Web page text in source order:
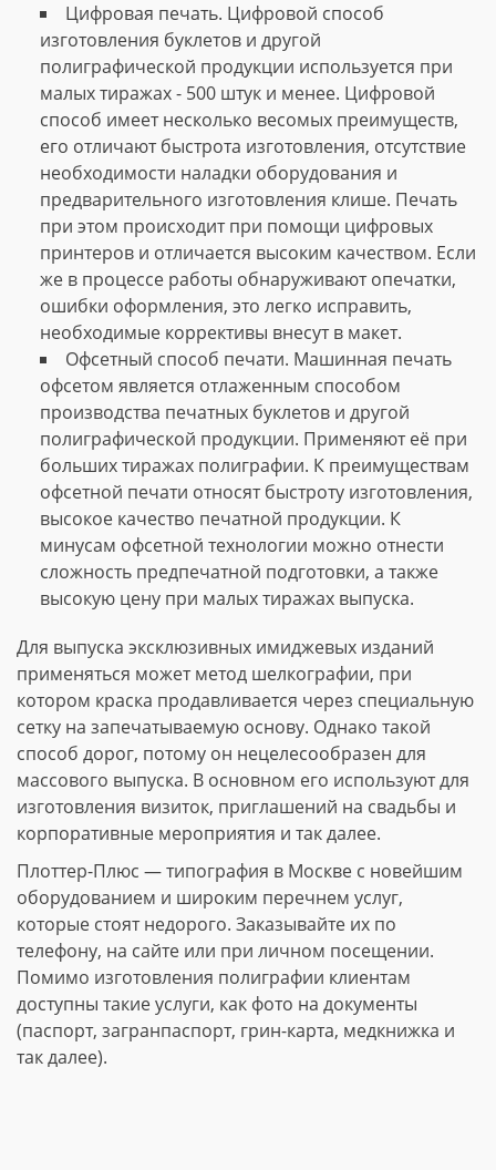
Цифровая печать. Цифровой способ
изготовления буклетов и другой
полиграфической продукции используется при
малых тиражах - 500 штук и менее. Цифровой
способ имеет несколько весомых преимуществ,
его отличают быстрота изготовления, отсутствие
необходимости наладки оборудования и
предварительного изготовления клише. Печать
при этом происходит при помощи цифровых
принтеров и отличается высоким качеством. Если
же в процессе работы обнаруживают опечатки,
ошибки оформления, это легко исправить,
необходимые коррективы внесут в макет.
Офсетный способ печати. Машинная печать
офсетом является отлаженным способом
производства печатных буклетов и другой
полиграфической продукции. Применяют её при
больших тиражах полиграфии. К преимуществам
офсетной печати относят быстроту изготовления,
высокое качество печатной продукции. К
минусам офсетной технологии можно отнести
сложность предпечатной подготовки, а также
высокую цену при малых тиражах выпуска.
Для выпуска эксклюзивных имиджевых изданий
применяться может метод шелкографии, при
котором краска продавливается через специальную
сетку на запечатываемую основу. Однако такой
способ дорог, потому он нецелесообразен для
массового выпуска. В основном его используют для
изготовления визиток, приглашений на свадьбы и
корпоративные мероприятия и так далее.
Плоттер-Плюс — типография в Москве с новейшим
оборудованием и широким перечнем услуг,
которые стоят недорого. Заказывайте их по
телефону, на сайте или при личном посещении.
Помимо изготовления полиграфии клиентам
доступны такие услуги, как фото на документы
(паспорт, загранпаспорт, грин-карта, медкнижка и
так далее).